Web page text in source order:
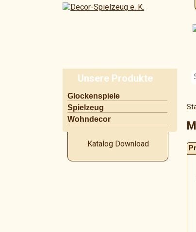
Unsere Produkte
Navigation
überspringen
Glockenspiele
Spielzeug
Wohndecor
Katalog Download